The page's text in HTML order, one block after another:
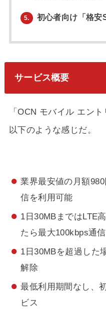
5. 初心者向け「格安
サービス概要
「OCN モバイル エン
以下のような感じだ。
業界最安値の月額
信を利用可能
1日30MBまではLTE
たら最大100kbps通信
1日30MBを超過した
解除
最低利用期間なし、
ビス